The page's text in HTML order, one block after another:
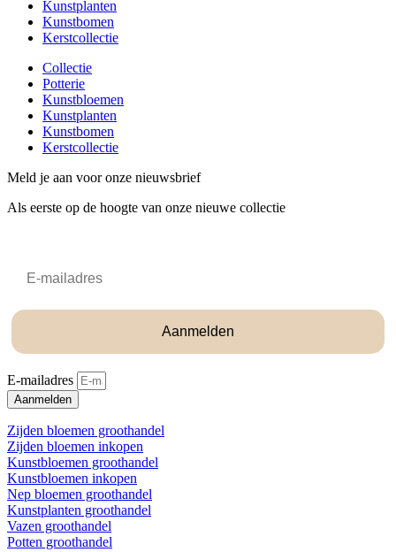
Kunstplanten
Kunstbomen
Kerstcollectie
Collectie
Potterie
Kunstbloemen
Kunstplanten
Kunstbomen
Kerstcollectie
Meld je aan voor onze nieuwsbrief
Als eerste op de hoogte van onze nieuwe collectie
Aanmelden
E-mailadres
Aanmelden
Zijden bloemen groothandel
Zijden bloemen inkopen
Kunstbloemen groothandel
Kunstbloemen inkopen
Nep bloemen groothandel
Kunstplanten groothandel
Vazen groothandel
Potten groothandel